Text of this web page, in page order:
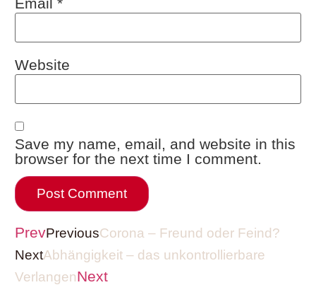
Website
Save my name, email, and website in this
browser for the next time I comment.
PrevPreviousCorona – Freund oder Feind?
NextAbhängigkeit – das unkontrollierbare
VerlangenNext